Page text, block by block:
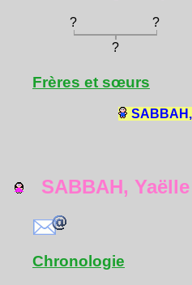
? ?
?
Frères et sœurs
SABBAH, Yaëlle
Chronologie